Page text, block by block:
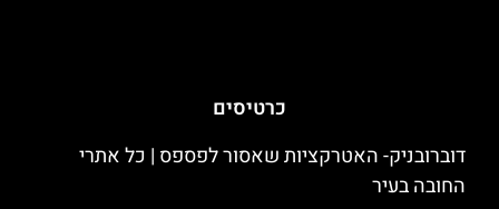
כרטיסים
דוברובניק- האטרקציות שאסור לפספס | כל אתרי
החובה בעיר